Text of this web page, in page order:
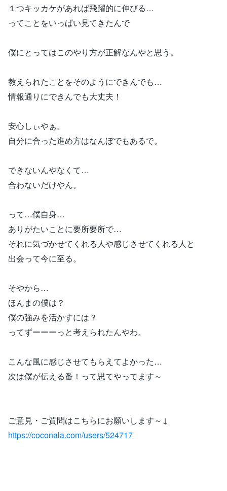
１つキッカケがあれば飛躍的に伸びる…
ってことをいっぱい見てきたんで
僕にとってはこのやり方が正解なんやと思う。
教えられたことをそのようにできんでも…
情報通りにできんでも大丈夫！
安心しぃやぁ。
自分に合った進め方はなんぼでもあるで。
できないんやなくて…
合わないだけやん。
って…僕自身…
ありがたいことに要所要所で…
それに気づかせてくれる人や感じさせてくれる人と
出会って今に至る。
そやから…
ほんまの僕は？
僕の強みを活かすには？
ってずーーーっと考えられたんやわ。
こんな風に感じさせてもらえてよかった…
次は僕が伝える番！って思てやってます～
ご意見・ご質問はこちらにお願いします～↓
https://coconala.com/users/524717